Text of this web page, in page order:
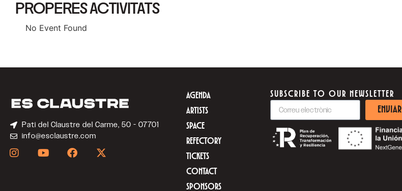
PROPERES ACTIVITATS
No Event Found
Pati del Claustre del Carme, 50 - 07701
info@esclaustre.com
AGENDA
ARTISTS
SPACE
REFECTORY
TICKETS
CONTACT
SPONSORS
SUBSCRIBE TO OUR NEWSLETTER
ENVIAR